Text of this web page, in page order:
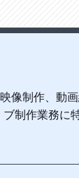
映像制作、動
ブ制作業務に